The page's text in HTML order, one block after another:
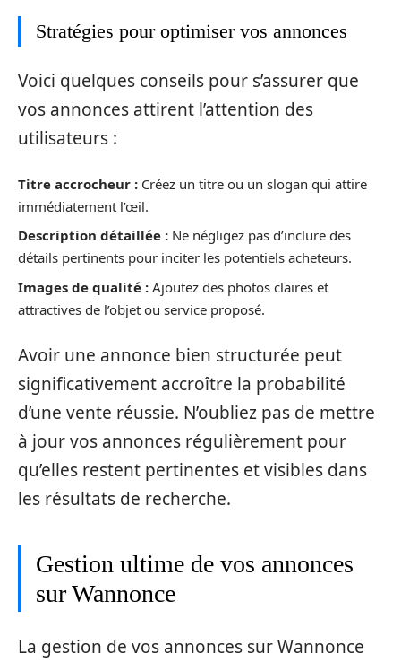
Stratégies pour optimiser vos annonces
Voici quelques conseils pour s’assurer que
vos annonces attirent l’attention des
utilisateurs :
Titre accrocheur : Créez un titre ou un slogan qui attire
immédiatement l’œil.
Description détaillée : Ne négligez pas d’inclure des
détails pertinents pour inciter les potentiels acheteurs.
Images de qualité : Ajoutez des photos claires et
attractives de l’objet ou service proposé.
Avoir une annonce bien structurée peut
significativement accroître la probabilité
d’une vente réussie. N’oubliez pas de mettre
à jour vos annonces régulièrement pour
qu’elles restent pertinentes et visibles dans
les résultats de recherche.
Gestion ultime de vos annonces
sur Wannonce
La gestion de vos annonces sur Wannonce